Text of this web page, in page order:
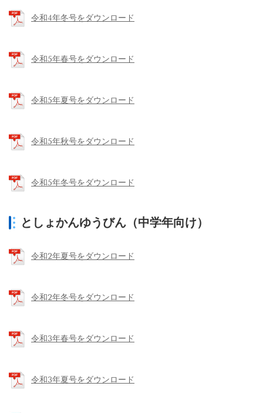
令和4年冬号をダウンロード
令和5年春号をダウンロード
令和5年夏号をダウンロード
令和5年秋号をダウンロード
令和5年冬号をダウンロード
としょかんゆうびん（中学年向け）
令和2年夏号をダウンロード
令和2年冬号をダウンロード
令和3年春号をダウンロード
令和3年夏号をダウンロード